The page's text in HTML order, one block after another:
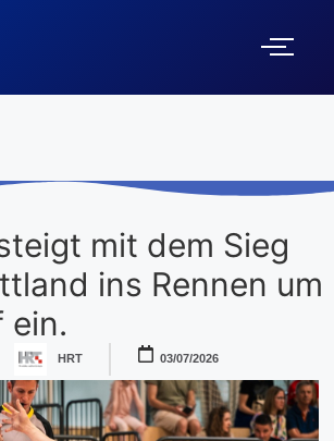
mit dem Sieg
ins Rennen um
ein.
HRT 03/07/2026